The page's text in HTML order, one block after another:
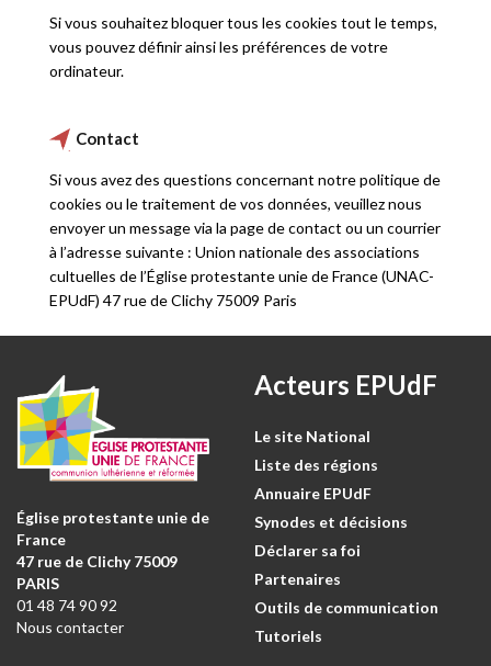
Si vous souhaitez bloquer tous les cookies tout le temps,
vous pouvez définir ainsi les préférences de votre
ordinateur.
Contact
Si vous avez des questions concernant notre politique de
cookies ou le traitement de vos données, veuillez nous
envoyer un message via la page de contact ou un courrier
à l’adresse suivante : Union nationale des associations
cultuelles de l’Église protestante unie de France (UNAC-
EPUdF) 47 rue de Clichy 75009 Paris
Église protestante unie de
France
47 rue de Clichy 75009
PARIS
01 48 74 90 92
Nous contacter
Acteurs EPUdF
Le site National
Liste des régions
Annuaire EPUdF
Synodes et décisions
Déclarer sa foi
Partenaires
Outils de communication
Tutoriels